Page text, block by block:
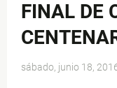
FINAL DE
sábado, junio 18,